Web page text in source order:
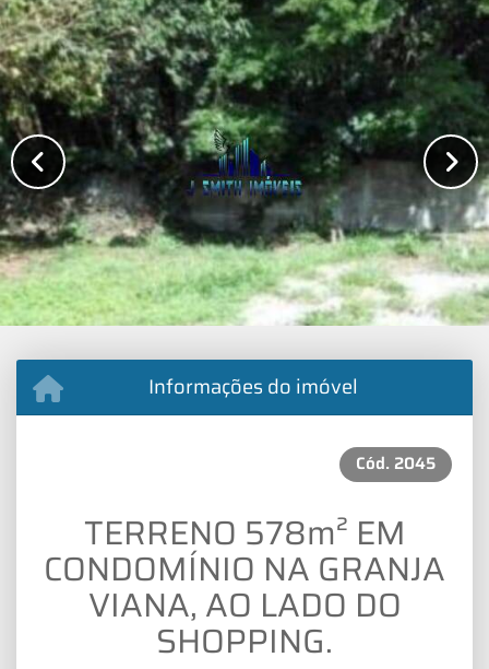
Informações do imóvel
Cód. 2045
TERRENO 578m² EM
CONDOMÍNIO NA GRANJA
VIANA, AO LADO DO
SHOPPING.